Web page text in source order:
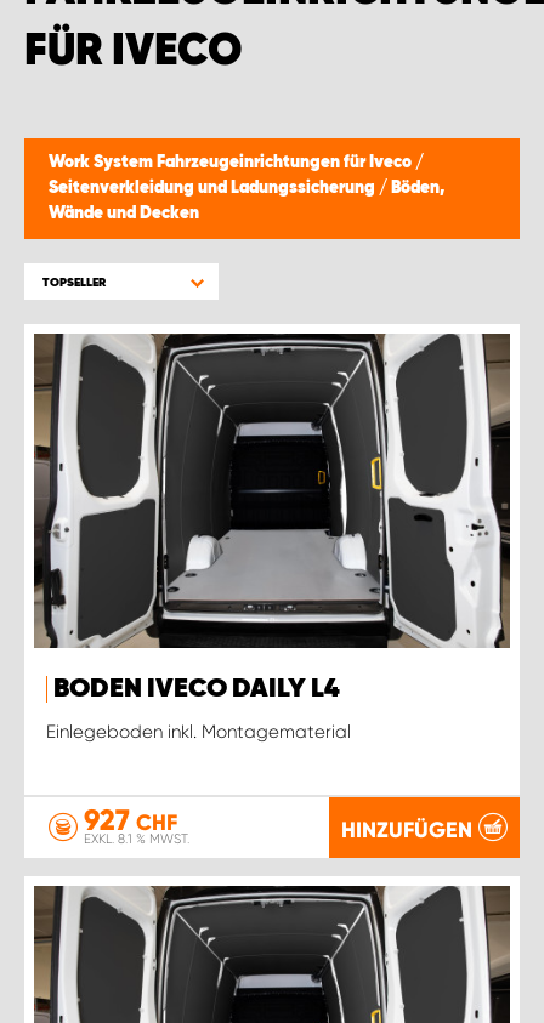
FÜR IVECO
Work System Fahrzeugeinrichtungen für Iveco /
Seitenverkleidung und Ladungssicherung / Böden,
Wände und Decken
TOPSELLER
BODEN IVECO DAILY L4
Einlegeboden inkl. Montagematerial
927 CHF
EXKL. 8.1 % MWST. HINZUFÜGEN